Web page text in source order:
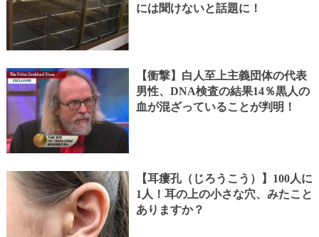
には聞けないと話題に！
【衝撃】白人至上主義団体の代表
男性、DNA検査の結果14％黒人の
血が混ざっていることが判明！
【耳瘻孔（じろうこう）】100人に
1人！耳の上の小さな穴、みたこと
ありますか？